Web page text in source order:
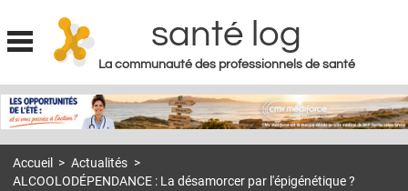
Jump to navigation
santé log
La communauté des professionnels de santé
MON COMPTE
S'ABONNER À LA REVUE SOIN À DOMICILE
Accueil > Actualités >
ALCOOLODÉPENDANCE : La désamorcer par l'épigénétique ?